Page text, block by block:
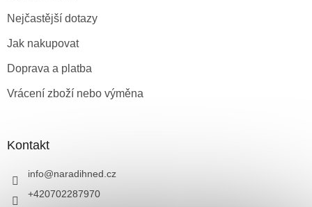
Nejčastější dotazy
Jak nakupovat
Doprava a platba
Vrácení zboží nebo výměna
Kontakt
info@naradihned.cz
+420702287970